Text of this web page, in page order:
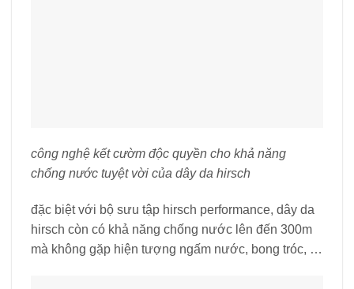
công nghệ kết cườm độc quyền cho khả năng
chống nước tuyệt vời của dây da hirsch
đặc biệt với bộ sưu tập hirsch performance, dây da
hirsch còn có khả năng chống nước lên đến 300m
mà không gặp hiện tượng ngấm nước, bong tróc, …